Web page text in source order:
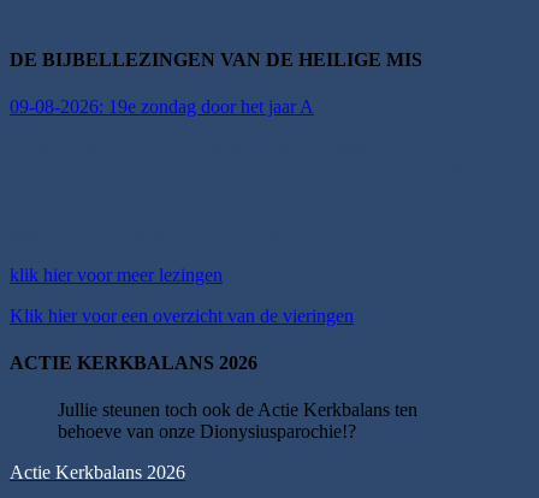
DE BIJBELLEZINGEN VAN DE HEILIGE MIS
09-08-2026: 19e zondag door het jaar A
klik hier voor meer lezingen
Klik hier voor een overzicht van de vieringen
ACTIE KERKBALANS 2026
Jullie steunen toch ook de Actie Kerkbalans ten
behoeve van onze Dionysiusparochie!?
Actie Kerkbalans 2026